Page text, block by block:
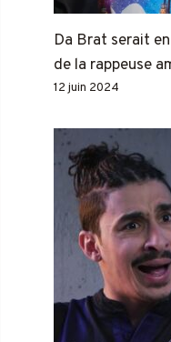
Da Brat serait
de la rappeuse
12 juin 2024